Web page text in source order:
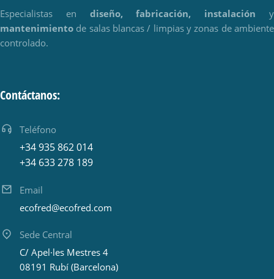
Especialistas en diseño, fabricación, instalación y
mantenimiento de salas blancas / limpias y zonas de ambiente
controlado.
Contáctanos:
Teléfono
+34 935 862 014
+34 633 278 189
Email
ecofred@ecofred.com
Sede Central
C/ Apel·les Mestres 4
08191 Rubí (Barcelona)